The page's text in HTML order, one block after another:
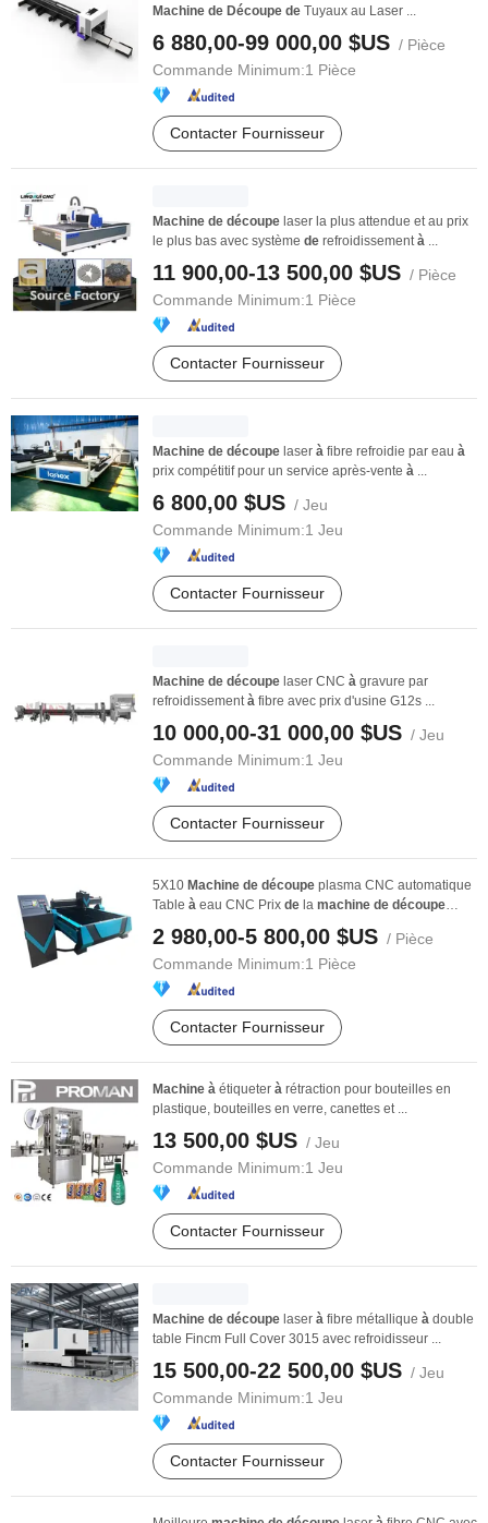
Machine de Découpe de Tuyaux au Laser ...
6 880,00-99 000,00 $US / Pièce
Commande Minimum:1 Pièce
Contacter Fournisseur
Machine de découpe laser la plus attendue et au prix
le plus bas avec système de refroidissementà ...
11 900,00-13 500,00 $US / Pièce
Commande Minimum:1 Pièce
Contacter Fournisseur
Machine de découpe laser à fibre refroidie par eau à
prix compétitif pour un service après-vente à ...
6 800,00 $US / Jeu
Commande Minimum:1 Jeu
Contacter Fournisseur
Machine de découpe laser CNC à gravure par
refroidissementà fibre avec prix d'usine G12s ...
10 000,00-31 000,00 $US / Jeu
Commande Minimum:1 Jeu
Contacter Fournisseur
5X10 Machine de découpe plasma CNC automatique
Table à eau CNC Prix de la machine de découpe
2 980,00-5 800,00 $US / Pièce
Commande Minimum:1 Pièce
Contacter Fournisseur
Machine à étiqueter à rétraction pour bouteilles en
plastique, bouteilles en verre, canettes et ...
13 500,00 $US / Jeu
Commande Minimum:1 Jeu
Contacter Fournisseur
Machine de découpe laser à fibre métallique à double
table Fincm Full Cover 3015 avec refroidisseur ...
15 500,00-22 500,00 $US / Jeu
Commande Minimum:1 Jeu
Contacter Fournisseur